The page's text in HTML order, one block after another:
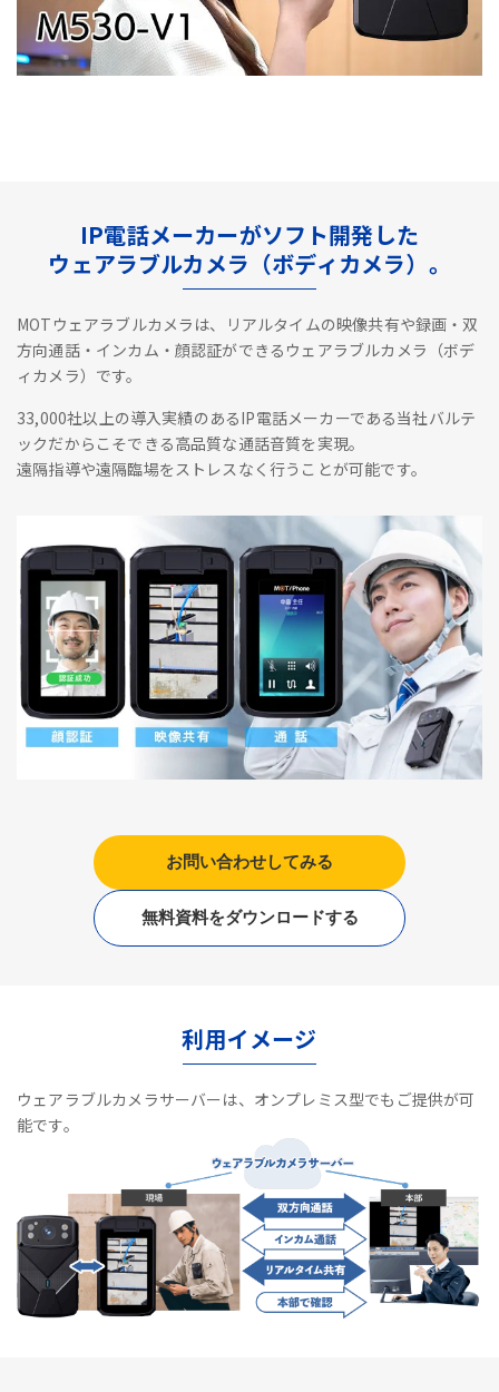
IP電話メーカーがソフト開発した
ウェアラブルカメラ（ボディカメラ）。
MOTウェアラブルカメラは、リアルタイムの映像共有や録画・双
方向通話・インカム・顔認証ができるウェアラブルカメラ（ボデ
ィカメラ）です。
33,000社以上の導入実績のあるIP電話メーカーである当社バルテ
ックだからこそできる高品質な通話音質を実現。
遠隔指導や遠隔臨場をストレスなく行うことが可能です。
お問い合わせしてみる
無料資料をダウンロードする
利用イメージ
ウェアラブルカメラサーバーは、オンプレミス型でもご提供が可
能です。